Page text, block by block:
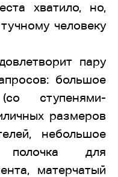
хватило, но,
человеку
пару
большое
ступенями-
размеров
небольшое
полочка для
матерчатый